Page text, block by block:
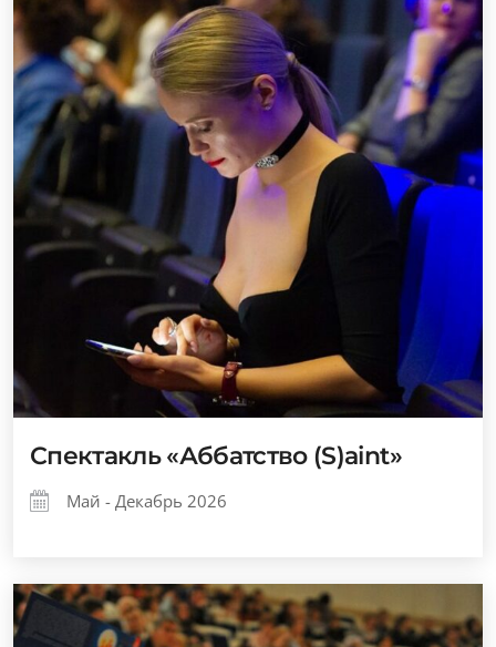
Спектакль «Аббатство (S)aint»
Май - Декабрь 2026